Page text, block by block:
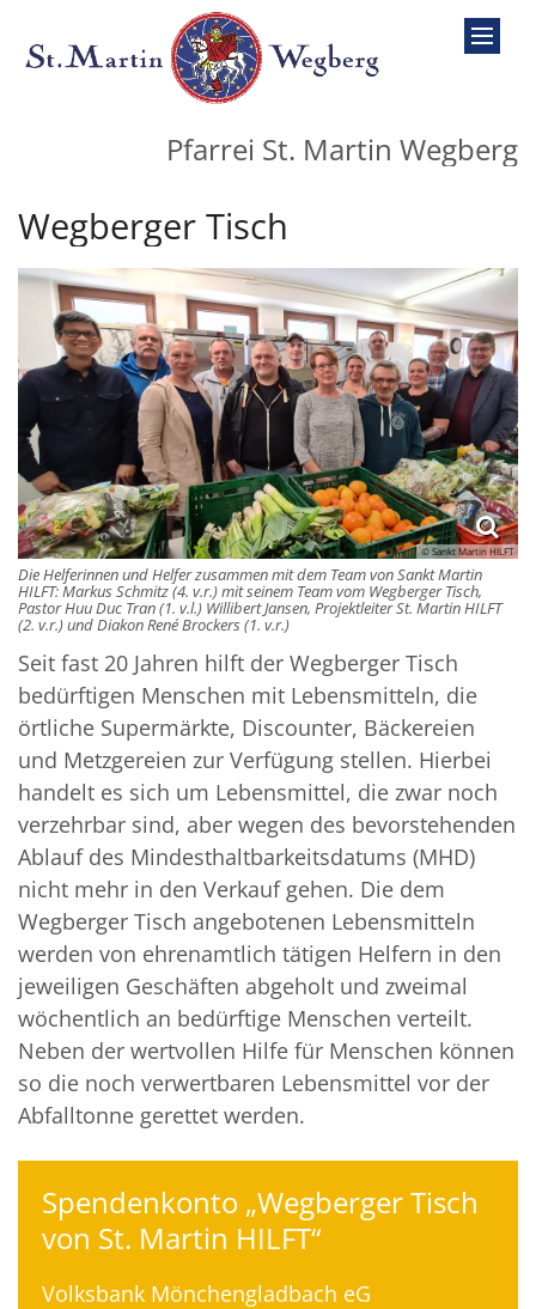
Zum Inhalt springen
Pfarrei St. Martin Wegberg
Wegberger Tisch
© Sankt Martin HILFT
Die Helferinnen und Helfer zusammen mit dem Team von Sankt Martin
HILFT: Markus Schmitz (4. v.r.) mit seinem Team vom Wegberger Tisch,
Pastor Huu Duc Tran (1. v.l.) Willibert Jansen, Projektleiter St. Martin HILFT
(2. v.r.) und Diakon René Brockers (1. v.r.)
Seit fast 20 Jahren hilft der Wegberger Tisch
bedürftigen Menschen mit Lebensmitteln, die
örtliche Supermärkte, Discounter, Bäckereien
und Metzgereien zur Verfügung stellen. Hierbei
handelt es sich um Lebensmittel, die zwar noch
verzehrbar sind, aber wegen des bevorstehenden
Ablauf des Mindesthaltbarkeitsdatums (MHD)
nicht mehr in den Verkauf gehen. Die dem
Wegberger Tisch angebotenen Lebensmitteln
werden von ehrenamtlich tätigen Helfern in den
jeweiligen Geschäften abgeholt und zweimal
wöchentlich an bedürftige Menschen verteilt.
Neben der wertvollen Hilfe für Menschen können
so die noch verwertbaren Lebensmittel vor der
Abfalltonne gerettet werden.
Spendenkonto „Wegberger Tisch
von St. Martin HILFT“
Volksbank Mönchengladbach eG